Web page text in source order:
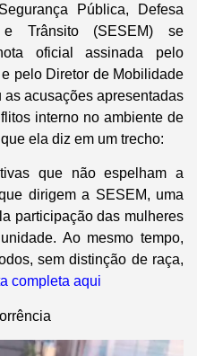
Pública, Defesa
Trânsito (SESEM) se
oficial assinada pelo
pelo Diretor de Mobilidade
as acusações apresentadas
interno no ambiente de
ela diz em um trecho:
que não espelham a
dirigem a SESEM, uma
participação das mulheres
Ao mesmo tempo,
sem distinção de raça,
completa aqui